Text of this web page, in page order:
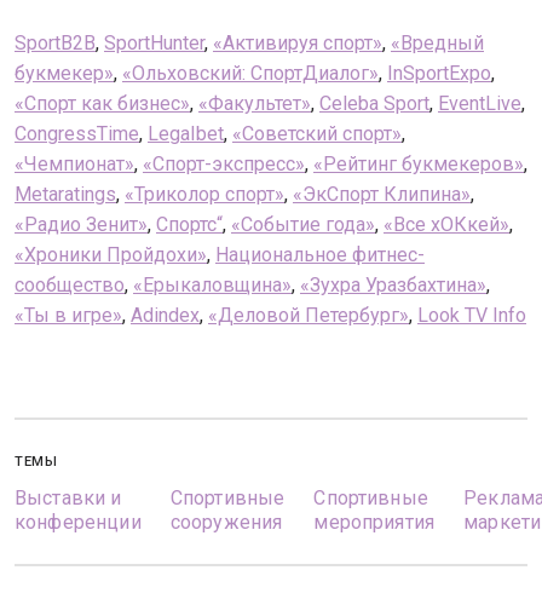
SportВ2В, SportHunter, «Активируя спорт», «Вредный
букмекер», «Ольховский: СпортДиалог», InSportExpo,
«Спорт как бизнес», «Факультет», Celeba Sport, EventLive,
CongressTime, LegaIbet, «Советский спорт»,
«Чемпионат», «Спорт-экспресс», «Рейтинг букмекеров»,
Metaratings, «Триколор спорт», «ЭкСпорт Клипина»,
«Радио Зенит», Спортс“, «Событие года», «Все хОКкей»,
«Хроники Пройдохи», Национальное фитнес-
сообщество, «Ерыкаловщина», «Зухра Уразбахтина»,
«Ты в игре», Adindex, «Деловой Петербург», Look TV Info
ТЕМЫ
Выставки и
конференции
Спортивные
сооружения
Спортивные
мероприятия